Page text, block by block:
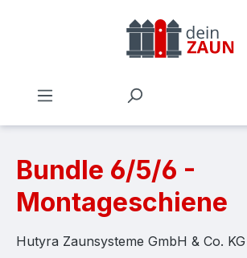
Zum Hauptinhalt springen
Bundle 6/5/6 -
Montageschiene
Hutyra Zaunsysteme GmbH & Co. KG